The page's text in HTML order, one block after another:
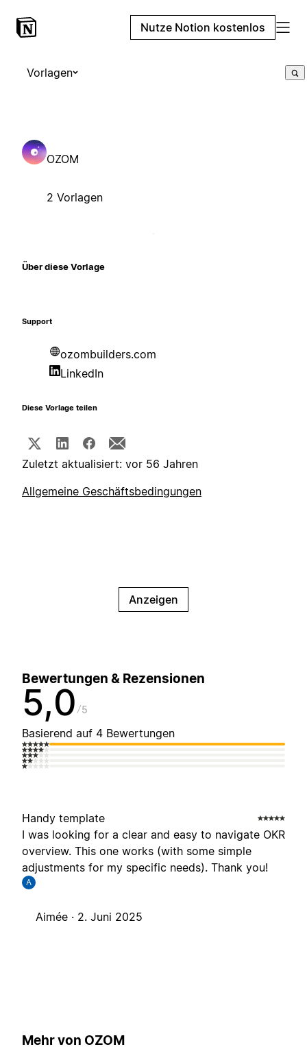
Nutze Notion kostenlos
Vorlagen
OZOM
2 Vorlagen
Über diese Vorlage
Support
ozombuilders.com
LinkedIn
Diese Vorlage teilen
Zuletzt aktualisiert: vor 56 Jahren
Allgemeine Geschäftsbedingungen
Anzeigen
Bewertungen & Rezensionen
5,0 5
Basierend auf 4 Bewertungen
Handy template
I was looking for a clear and easy to navigate OKR
overview. This one works (with some simple
adjustments for my specific needs). Thank you!
A
Aimée · 2. Juni 2025
Mehr von OZOM